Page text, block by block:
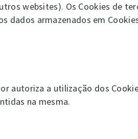
websites). Os Cookies de
dados armazenados em
autoriza a utilização dos
na mesma.